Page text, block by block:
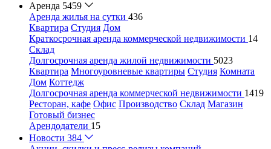
Аренда 5459
Аренда жилья на сутки 436
Квартира Студия Дом
Краткосрочная аренда коммерческой недвижимости 14
Склад
Долгосрочная аренда жилой недвижимости 5023
Квартира Многоуровневые квартиры Студия Комната
Дом Коттедж
Долгосрочная аренда коммерческой недвижимости 1419
Ресторан, кафе Офис Производство Склад Магазин
Готовый бизнес
Арендодатели 15
Новости 384